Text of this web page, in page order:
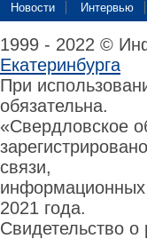
Новости Интервью
1999 - 2022 ©
Екатеринбурга
При
обязательна.
«Свердловское
связи,
информационных
2021 года.
Свидетельство